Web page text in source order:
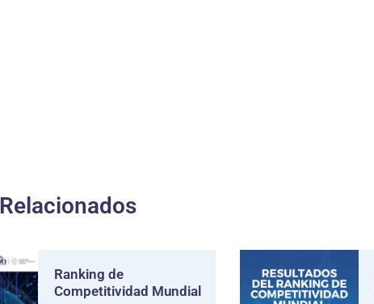
Relacionados
Ranking de
Competitividad Mundial